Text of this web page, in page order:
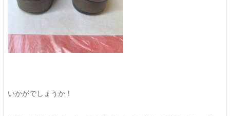
いかがでしょうか！